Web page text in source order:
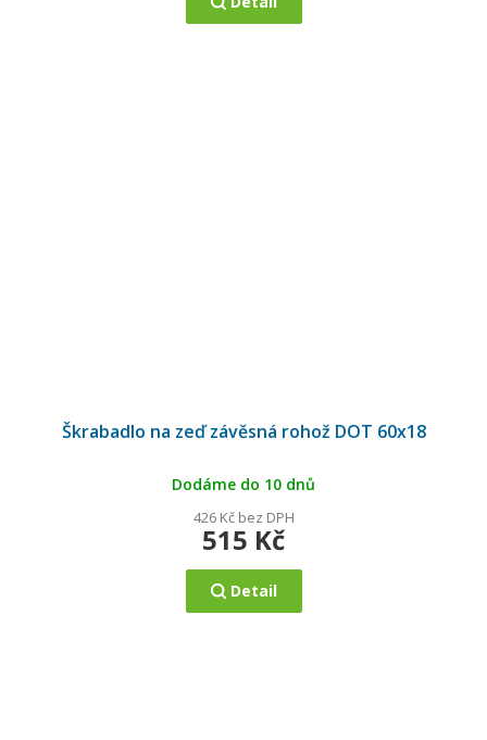
Škrabadlo na zeď závěsná rohož DOT 60x18
Dodáme do 10 dnů
426 Kč bez DPH
515 Kč
Detail